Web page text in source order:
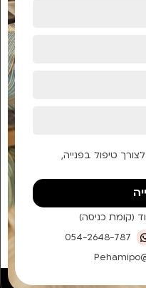
טיפול בפנייה,
054-2648-787